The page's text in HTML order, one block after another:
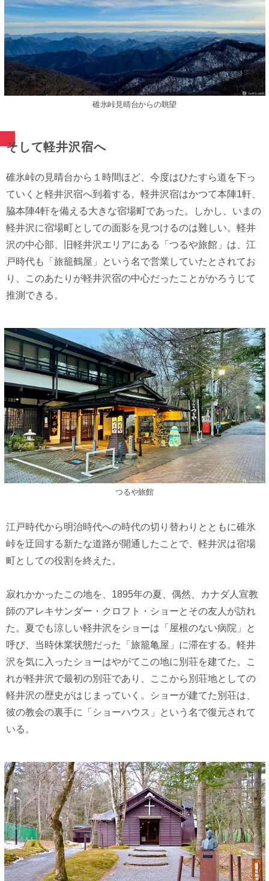
碓氷峠見晴台からの眺望
そして軽井沢宿へ
碓氷峠の見晴台から１時間ほど、今度はひたすら道を下っ
ていくと軽井沢宿へ到着する。軽井沢宿はかつて本陣1軒、
脇本陣4軒を備える大きな宿場町であった。しかし、いまの
軽井沢に宿場町としての面影を見つけるのは難しい。軽井
沢の中心部、旧軽井沢エリアにある「つるや旅館」は、江
戸時代も「旅籠鶴屋」という名で営業していたとされてお
り、このあたりが軽井沢宿の中心だったことがかろうじて
推測できる。
つるや旅館
江戸時代から明治時代への時代の切り替わりとともに碓氷
峠を迂回する新たな道路が開通したことで、軽井沢は宿場
町としての役割を終えた。
寂れかかったこの地を、1895年の夏、偶然、カナダ人宣教
師のアレキサンダー・クロフト・ショーとその友人が訪れ
た。夏でも涼しい軽井沢をショーは「屋根のない病院」と
呼び、当時休業状態だった「旅籠亀屋」に滞在する。軽井
沢を気に入ったショーはやがてこの地に別荘を建てた。こ
れが軽井沢で最初の別荘であり、ここから別荘地としての
軽井沢の歴史がはじまっていく。ショーが建てた別荘は、
彼の教会の裏手に「ショーハウス」という名で復元されて
いる。